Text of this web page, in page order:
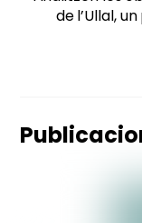
de l’Ullal,